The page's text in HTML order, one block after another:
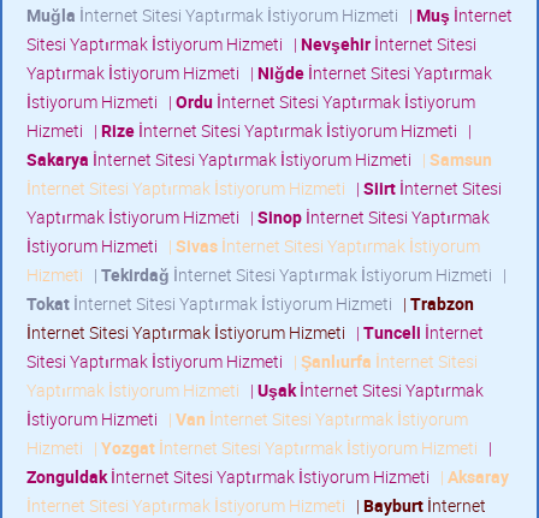
Muğla İnternet Sitesi Yaptırmak İstiyorum Hizmeti | Muş İnternet
Sitesi Yaptırmak İstiyorum Hizmeti | Nevşehir İnternet Sitesi
Yaptırmak İstiyorum Hizmeti | Niğde İnternet Sitesi Yaptırmak
İstiyorum Hizmeti | Ordu İnternet Sitesi Yaptırmak İstiyorum
Hizmeti | Rize İnternet Sitesi Yaptırmak İstiyorum Hizmeti |
Sakarya İnternet Sitesi Yaptırmak İstiyorum Hizmeti | Samsun
İnternet Sitesi Yaptırmak İstiyorum Hizmeti | Siirt İnternet Sitesi
Yaptırmak İstiyorum Hizmeti | Sinop İnternet Sitesi Yaptırmak
İstiyorum Hizmeti | Sivas İnternet Sitesi Yaptırmak İstiyorum
Hizmeti | Tekirdağ İnternet Sitesi Yaptırmak İstiyorum Hizmeti |
Tokat İnternet Sitesi Yaptırmak İstiyorum Hizmeti | Trabzon
İnternet Sitesi Yaptırmak İstiyorum Hizmeti | Tunceli İnternet
Sitesi Yaptırmak İstiyorum Hizmeti | Şanlıurfa İnternet Sitesi
Yaptırmak İstiyorum Hizmeti | Uşakİnternet Sitesi Yaptırmak
İstiyorum Hizmeti | Van İnternet Sitesi Yaptırmak İstiyorum
Hizmeti | Yozgat İnternet Sitesi Yaptırmak İstiyorum Hizmeti |
Zonguldakİnternet Sitesi Yaptırmak İstiyorum Hizmeti | Aksaray
İnternet Sitesi Yaptırmak İstiyorum Hizmeti | Bayburt İnternet